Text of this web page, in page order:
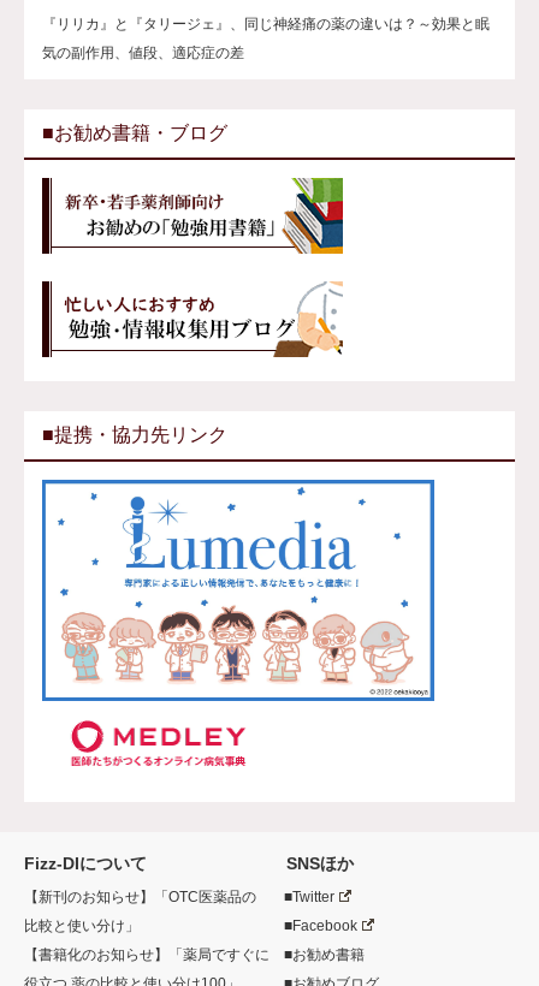
『リリカ』と『タリージェ』、同じ神経痛の薬の違いは？～効果と眠
気の副作用、値段、適応症の差
■お勧め書籍・ブログ
■提携・協力先リンク
Fizz-DIについて
【新刊のお知らせ】「OTC医薬品の
比較と使い分け」
【書籍化のお知らせ】「薬局ですぐに
SNSほか
■Twitter
■Facebook
■お勧め書籍